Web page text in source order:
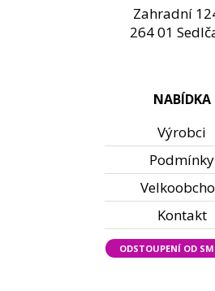
Zahradní
264 01
NABÍDKA
Výrobci
Podmínky
Kontakt
ODSTOUPENÍ OD